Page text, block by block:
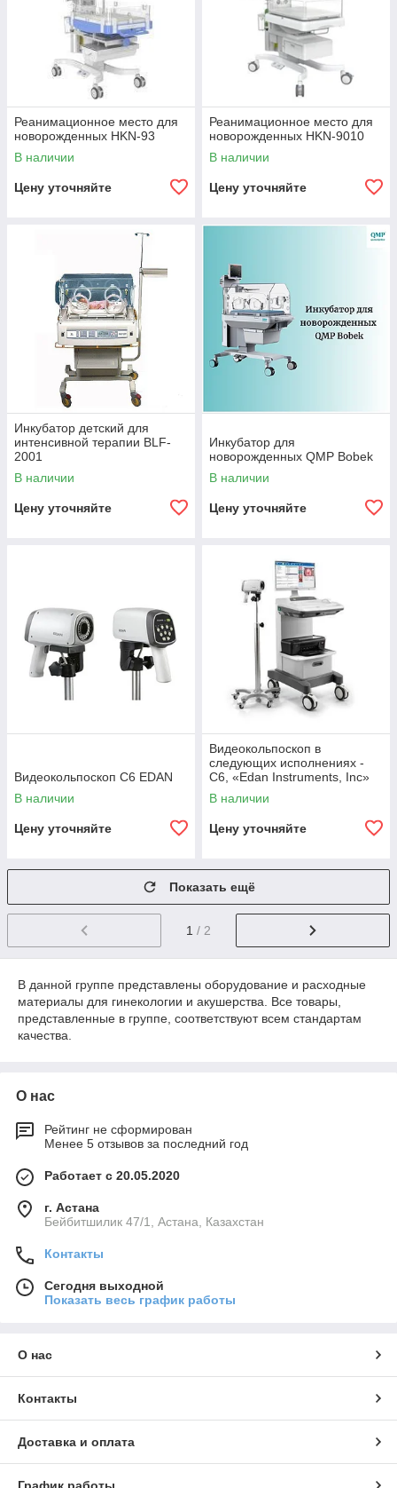
Реанимационное место для
новорожденных HKN-93
В наличии
Цену уточняйте
Реанимационное место для
новорожденных HKN-9010
В наличии
Цену уточняйте
Инкубатор детский для
интенсивной терапии BLF-
2001
В наличии
Цену уточняйте
Инкубатор для
новорожденных QMP Bobek
В наличии
Цену уточняйте
Видеокольпоскоп C6 EDAN
В наличии
Цену уточняйте
Видеокольпоскоп в
следующих исполнениях -
C6, «Edan Instruments, Inc»
В наличии
Цену уточняйте
Показать ещё
1 / 2
В данной группе представлены оборудование и расходные
материалы для гинекологии и акушерства. Все товары,
представленные в группе, соответствуют всем стандартам
качества.
О нас
Рейтинг не сформирован
Менее 5 отзывов за последний год
Работает с 20.05.2020
г. Астана
Бейбитшилик 47/1, Астана, Казахстан
Контакты
Сегодня выходной
Показать весь график работы
О нас
Контакты
Доставка и оплата